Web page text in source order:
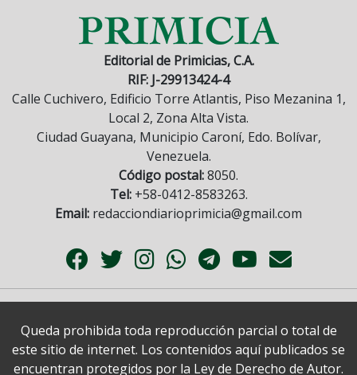
Editorial de Primicias, C.A.
RIF: J-29913424-4
Calle Cuchivero, Edificio Torre Atlantis, Piso Mezanina 1,
Local 2, Zona Alta Vista.
Ciudad Guayana, Municipio Caroní, Edo. Bolívar,
Venezuela.
Código postal:8050.
Tel:+58-0412-8583263.
Email: redacciondiarioprimicia@gmail.com
Queda prohibida toda reproducción parcial o total de
este sitio de internet. Los contenidos aquí publicados se
encuentran protegidos por la Ley de Derecho de Autor.